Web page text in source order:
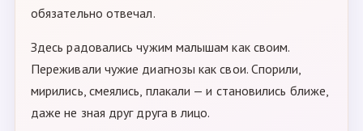
обязательно отвечал.
Здесь радовались чужим малышам как своим.
Переживали чужие диагнозы как свои. Спорили,
мирились, смеялись, плакали — и становились ближе,
даже не зная друг друга в лицо.